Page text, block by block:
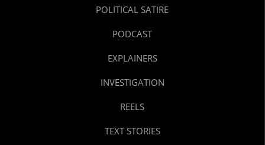
POLITICAL SATIRE
PODCAST
EXPLAINERS
INVESTIGATION
REELS
TEXT STORIES